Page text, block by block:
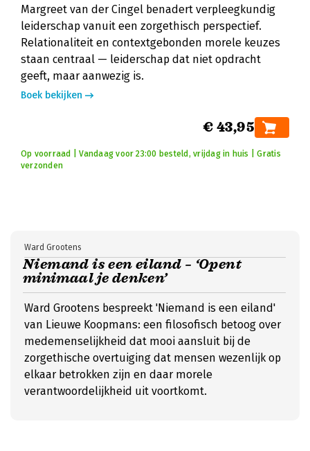
Margreet van der Cingel benadert verpleegkundig
leiderschap vanuit een zorgethisch perspectief.
Relationaliteit en contextgebonden morele keuzes
staan centraal — leiderschap dat niet opdracht
geeft, maar aanwezig is.
Boek bekijken
€ 43,95
Op voorraad | Vandaag voor 23:00 besteld, vrijdag in huis | Gratis
verzonden
Niemand is een eiland – ‘Opent
minimaal je denken’
Ward Grootens
Ward Grootens bespreekt 'Niemand is een eiland'
van Lieuwe Koopmans: een filosofisch betoog over
medemenselijkheid dat mooi aansluit bij de
zorgethische overtuiging dat mensen wezenlijk op
elkaar betrokken zijn en daar morele
verantwoordelijkheid uit voortkomt.